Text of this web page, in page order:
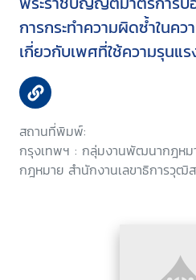
การกระทำความผิดซ้ำในคว
เกี่ยวกับเพศที่ใช้ความรุนแ
ทั้งสรุปสาระสำคัญ ประวัติ ค
มา กระบวนการ และขั้นตอนใ
ตราพระราชบัญญัติดังกล่าว
รัฐสภา (ก.ป. 276/2568)
สถานที่พิมพ์:
กรุงเทพฯ : กลุ่มงานพัฒนากฎหม
กฎหมาย สำนักงานเลขาธิการวุฒิ